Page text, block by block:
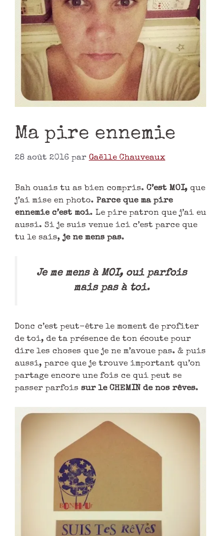
Ma pire ennemie
28 août 2016 par Gaëlle Chauveaux
Bah ouais tu as bien compris. C’est MOI, que
j’ai mise en photo. Parce que ma pire
ennemie c’est moi. Le pire patron que j’ai eu
aussi. Si je suis venue ici c’est parce que
tu le sais,je ne mens pas.
Je me mens à MOI, oui parfois
mais pas à toi.
Donc c’est peut-être le moment de profiter
de toi, de ta présence de ton écoute pour
dire les choses que je ne m’avoue pas. & puis
aussi, parce que je trouve important qu’on
partage encore une fois ce qui peut se
passer parfois sur le CHEMIN de nos rêves.